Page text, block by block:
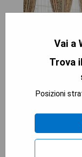
Questo hotel a
Londra e si
lussuose
di maggiordomo
tablet in
hanno accesso
Vai a
Trova
Posizioni